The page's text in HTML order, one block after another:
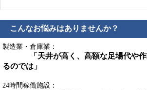
こんなお悩みはありませんか？
製造業・倉庫業：
「天井が高く、高額な足場代や
るのでは」
24時間稼働施設：